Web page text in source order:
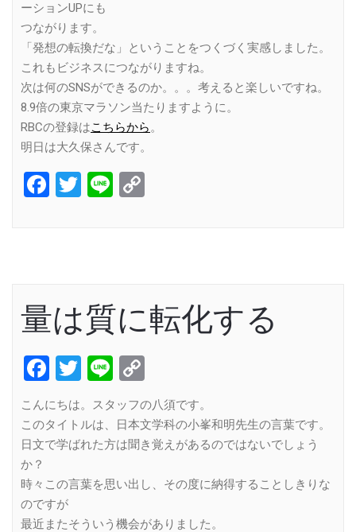
ーションUPにも
つながります。
「発想の転換だな」ということをつくづく実感しました。
これもビジネスにつながりますね。
次は何のSNSができるのか。。。考えると楽しいですね。
8.9倍の東京マラソン当たりますように。
RBCの登録はこちらから。
明日は大久保さんです。
Facebook
Twitter
Line
量は質に転化する
Facebook
Twitter
Line
Link
こんにちは。スタッフの八須です。
このタイトルは、日本文学科の小峯和明先生の言葉です。
日文で学ばれた方は聞き覚えがあるのではないでしょう
か？
時々この言葉を思い出し、その度に納得することしきりな
のですが
最近またそういう機会がありました。